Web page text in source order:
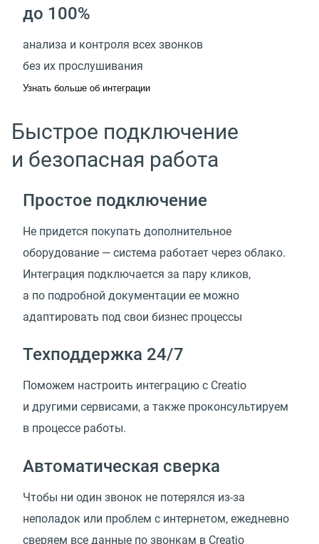
до 100%
анализа и контроля всех звонков
без их прослушивания
Узнать больше об интеграции
Быстрое подключение
и безопасная работа
Простое подключение
Не придется покупать дополнительное
оборудование — система работает через облако.
Интеграция подключается за пару кликов,
а по подробной документации ее можно
адаптировать под свои бизнес процессы
Техподдержка 24/7
Поможем настроить интеграцию с Creatio
и другими сервисами, а также проконсультируем
в процессе работы.
Автоматическая сверка
Чтобы ни один звонок не потерялся из-за
неполадок или проблем с интернетом, ежедневно
сверяем все данные по звонкам в Creatio